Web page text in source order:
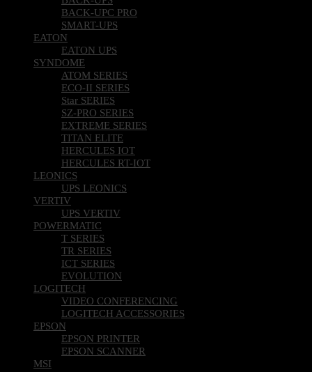
BACK-UPC PRO
SMART-UPS
EATON
EATON UPS
SYNDOME
ATOM SERIES
ECO-II SERIES
Star SERIES
SZ-PRO SERIES
EXTREME SERIES
TITAN ELITE
HERCULES IOT
HERCULES RT-IOT
LEONICS
UPS LEONICS
VERTIV
UPS VERTIV
POWERMATIC
T SERIES
TR SERIES
ICT SERIES
EVOLUTION
LOGITECH
VIDEO CONFERENCING
LOGITECH ACCESSORIES
EPSON
EPSON PRINTER
EPSON SCANNER
MSI